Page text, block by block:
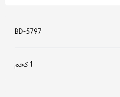
BD-5797
1 كجم